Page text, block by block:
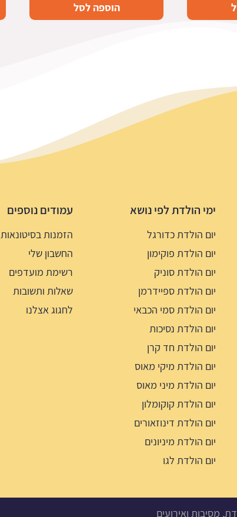
הוספה לסל
ימי הולדת לפי נושא
יום הולדת כדורגל
יום הולדת פוקימון
יום הולדת סוניק
יום הולדת ספיידרמן
יום הולדת סמי הכבאי
יום הולדת נסיכות
יום הולדת חד קרן
יום הולדת מיקי מאוס
יום הולדת מיני מאוס
יום הולדת קוקומלון
יום הולדת דינוזאורים
יום הולדת מיניונים
יום הולדת לגו
עמודים נוספים
הזמנות בסיטונאות
החשבון שלי
רשימת מועדפים
שאלות ותשובות
לחגוג אצלנו